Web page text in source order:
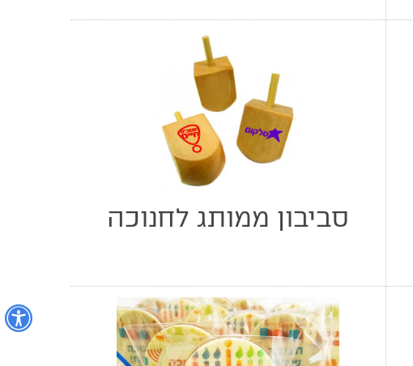
סביבון ממותג לחנוכה